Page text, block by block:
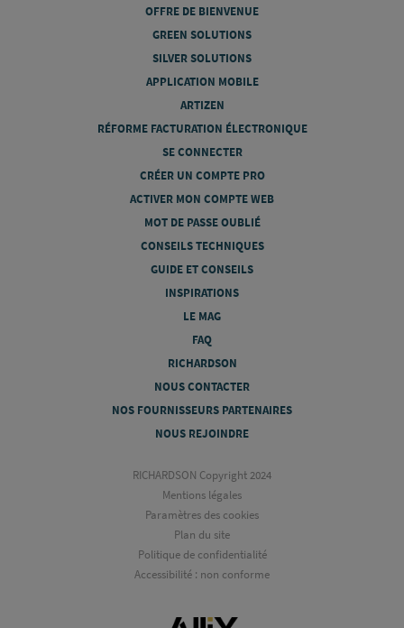
OFFRE DE BIENVENUE
GREEN SOLUTIONS
SILVER SOLUTIONS
APPLICATION MOBILE
ARTIZEN
RÉFORME FACTURATION ÉLECTRONIQUE
SE CONNECTER
CRÉER UN COMPTE PRO
ACTIVER MON COMPTE WEB
MOT DE PASSE OUBLIÉ
CONSEILS TECHNIQUES
GUIDE ET CONSEILS
INSPIRATIONS
LE MAG
FAQ
RICHARDSON
NOUS CONTACTER
NOS FOURNISSEURS PARTENAIRES
NOUS REJOINDRE
RICHARDSON Copyright 2024
Mentions légales
Paramètres des cookies
Plan du site
Politique de confidentialité
Accessibilité : non conforme